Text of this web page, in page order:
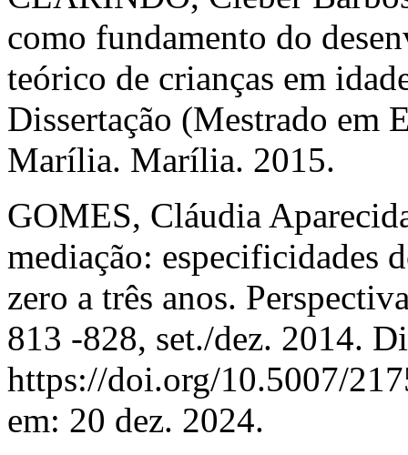
como fundamento do
teórico de crianças em
Dissertação (Mestrado em
Marília. Marília. 2015.
GOMES, Cláudia
mediação: especificidades
zero a três anos.
813 -828, set./dez. 2014.
https://doi.org/10.5007/
em: 20 dez. 2024.